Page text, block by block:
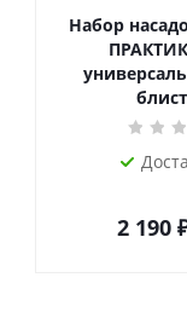
Набор
2 190